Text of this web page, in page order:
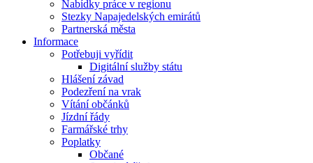
Nabídky práce v regionu
Stezky Napajedelských emirátů
Partnerská města
Informace
Potřebuji vyřídit
Digitální služby státu
Hlášení závad
Podezření na vrak
Vítání občánků
Jízdní řády
Farmářské trhy
Poplatky
Občané